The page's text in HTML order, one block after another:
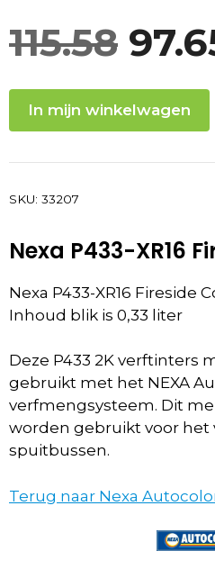
115.58
prijs
was:
In mijn winkelwagen
SKU: 33207
Nexa P433-XR16
Nexa P433-XR16 Fireside
Inhoud blik is 0,33 liter
Deze P433 2K verftinters
gebruikt met het NEXA
verfmengsysteem. Dit
worden gebruikt voor het
spuitbussen.
Terug naar Nexa